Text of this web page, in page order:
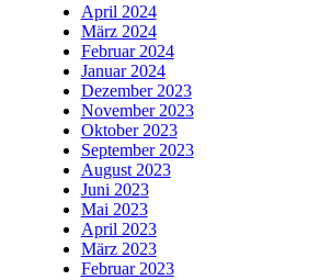
April 2024
März 2024
Februar 2024
Januar 2024
Dezember 2023
November 2023
Oktober 2023
September 2023
August 2023
Juni 2023
Mai 2023
April 2023
März 2023
Februar 2023